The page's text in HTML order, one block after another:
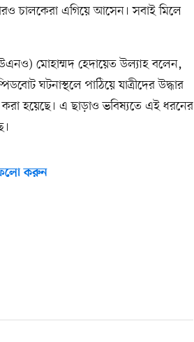
চালকেরা এগিয়ে আসেন। সবাই মিলে
মোহাম্মদ হেদায়েত উল্যাহ বলেন,
ঘটনাস্থলে পাঠিয়ে যাত্রীদের উদ্ধার
হয়েছে। এ ছাড়াও ভবিষ্যতে এই ধরনের
করুন